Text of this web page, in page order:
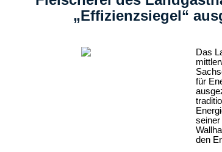
„Effizienzsiegel“
Das
für
den